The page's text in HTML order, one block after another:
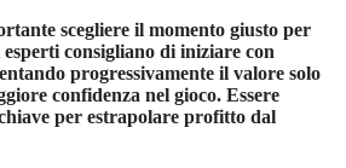
scegliere il momento giusto per
consigliano di iniziare con
progressivamente il valore solo
confidenza nel gioco. Essere
per estrapolare profitto dal